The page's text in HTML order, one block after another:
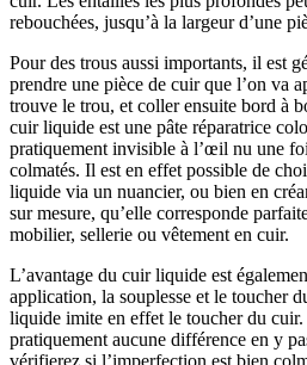
rebouchées, jusqu’à la largeur d’une
Pour des trous aussi importants, il est
prendre une pièce de cuir que l’on va
trouve le trou, et coller ensuite bord à
cuir liquide est une pâte réparatrice
pratiquement invisible à l’œil nu une
colmatés. Il est en effet possible de
liquide via un nuancier, ou bien en
sur mesure, qu’elle corresponde
mobilier, sellerie ou vêtement en cuir.
L’avantage du cuir liquide est
application, la souplesse et le toucher
liquide imite en effet le toucher du cuir.
pratiquement aucune différence en y